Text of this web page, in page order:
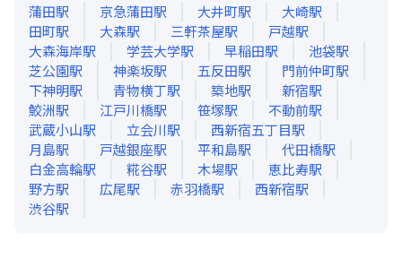
蒲田駅 京急蒲田駅 大井町駅 大崎駅
田町駅 大森駅 三軒茶屋駅 戸越駅
大森海岸駅 学芸大学駅 早稲田駅 池袋駅
芝公園駅 神楽坂駅 五反田駅 門前仲町駅
下神明駅 青物横丁駅 築地駅 新宿駅
鮫洲駅 江戸川橋駅 笹塚駅 不動前駅
武蔵小山駅 立会川駅 西新宿五丁目駅
月島駅 戸越銀座駅 平和島駅 代田橋駅
白金高輪駅 糀谷駅 木場駅 恵比寿駅
野方駅 広尾駅 赤羽橋駅 西新宿駅
渋谷駅